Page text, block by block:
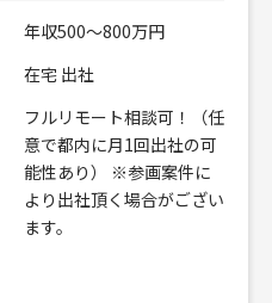
年収500～800万円
在宅 出社
フルリモート相談可！（任
意で都内に月1回出社の可
能性あり） ※参画案件に
より出社頂く場合がござい
ます。